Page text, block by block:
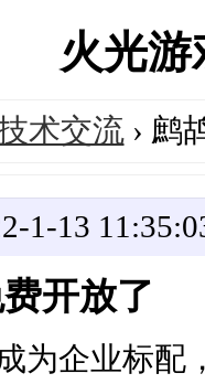
火光
术交流› 鹧
1-13
开放了
为企业标